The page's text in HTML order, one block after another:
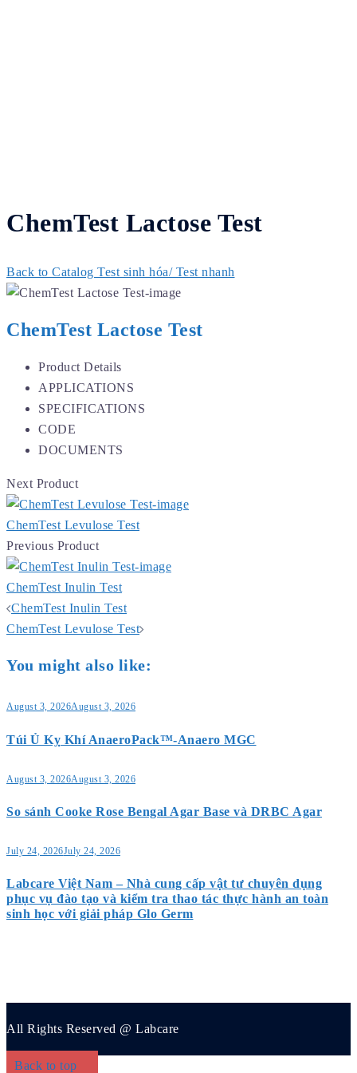
ChemTest Lactose Test
Back to Catalog Test sinh hóa/ Test nhanh
ChemTest Lactose Test
Product Details
APPLICATIONS
SPECIFICATIONS
CODE
DOCUMENTS
Next Product
ChemTest Levulose Test
Previous Product
ChemTest Inulin Test
Post
navigation
ChemTest Inulin Test
ChemTest Levulose Test
You might also like:
August 3, 2026August 3, 2026
Túi Ủ Kỵ Khí AnaeroPack™-Anaero MGC
August 3, 2026August 3, 2026
So sánh Cooke Rose Bengal Agar Base và DRBC Agar
July 24, 2026July 24, 2026
Labcare Việt Nam – Nhà cung cấp vật tư chuyên dụng
phục vụ đào tạo và kiểm tra thao tác thực hành an toàn
sinh học với giải pháp Glo Germ
All Rights Reserved @ Labcare
Back to top